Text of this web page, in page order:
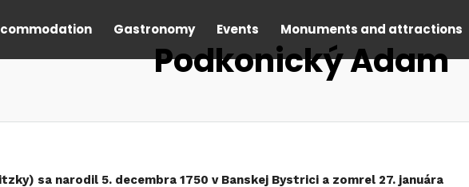
Gastronomy Events Monuments and attractions
Podkonický Adam
sa narodil 5. decembra 1750 v Banskej Bystrici a zomrel 27. januára